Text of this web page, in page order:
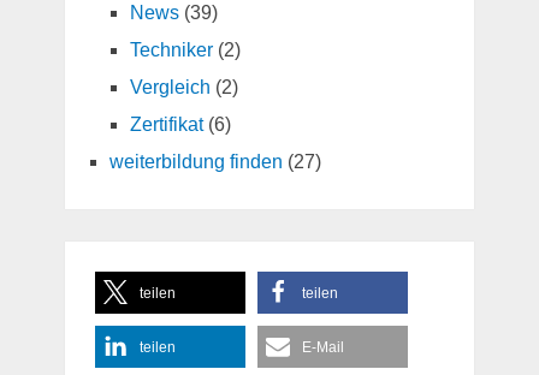
News(39)
Techniker(2)
Vergleich (2)
Zertifikat(6)
weiterbildung finden (27)
teilen teilen
teilen E-Mail